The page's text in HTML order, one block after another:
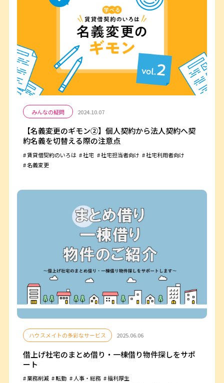
みんなの疑問 2024.10.07
【名義変更のギモン②】個人契約から法人契約へ契
約名義を切替える際の注意点
賃貸借契約のいろは 社宅 社宅担当者向け
社宅利用者向け
名義変更
ハウスメイトの多彩なサービス 2025.06.06
借上げ社宅のまとめ借り・一棟借り物件探しをサポ
ート
業務削減 転勤 人事・総務
福利厚生